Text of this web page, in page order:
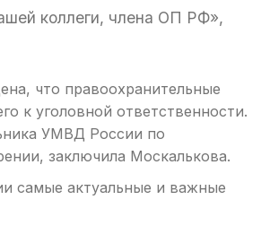
коллеги, члена ОП РФ»,
что правоохранительные
к уголовной ответственности.
УМВД России по
заключила Москалькова.
самые актуальные и важные